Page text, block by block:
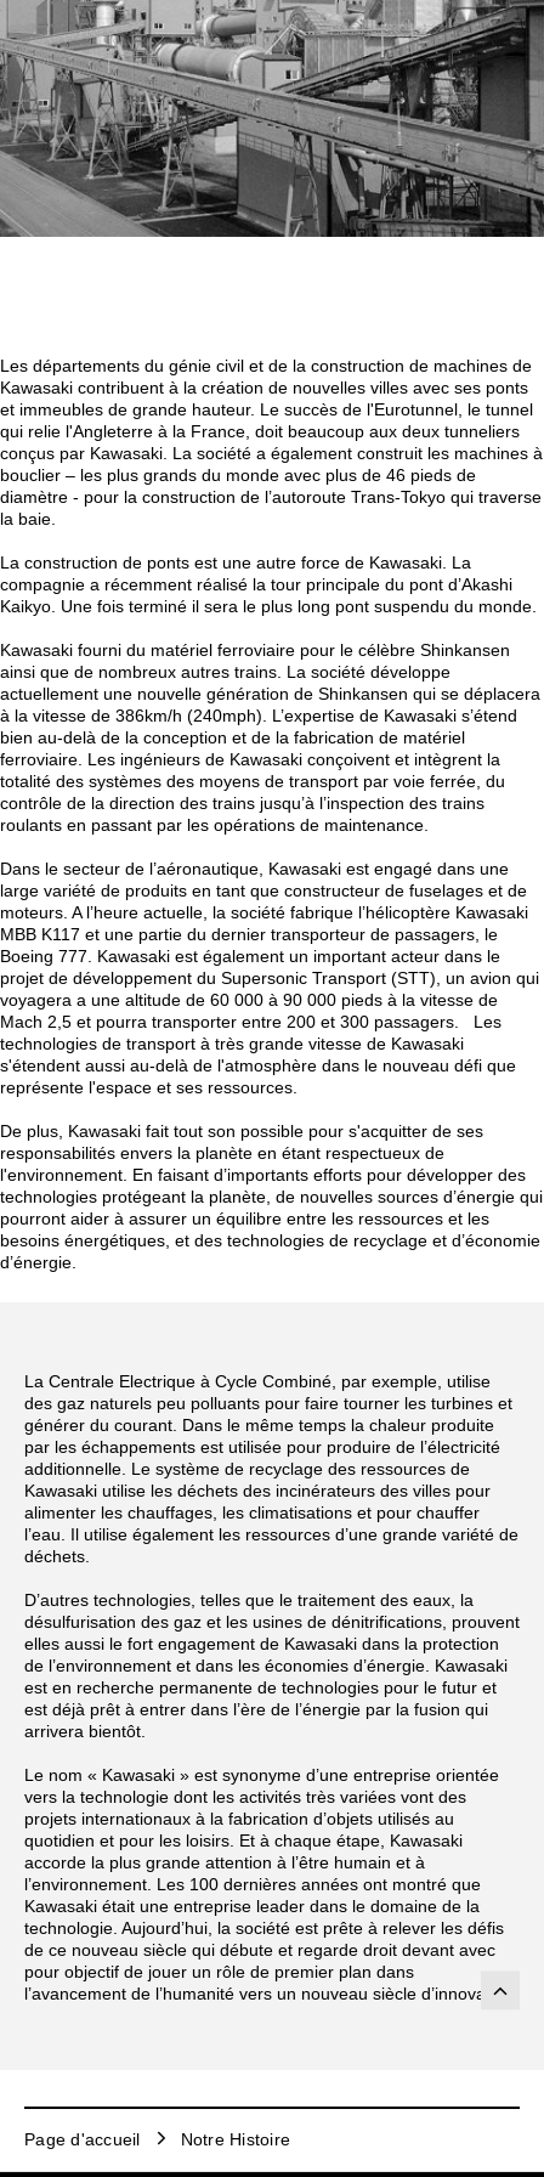
Les départements du génie civil et de la construction de machines de
Kawasaki contribuent à la création de nouvelles villes avec ses ponts
et immeubles de grande hauteur. Le succès de l'Eurotunnel, le tunnel
qui relie l'Angleterre à la France, doit beaucoup aux deux tunneliers
conçus par Kawasaki. La société a également construit les machines à
bouclier – les plus grands du monde avec plus de 46 pieds de
diamètre - pour la construction de l’autoroute Trans-Tokyo qui traverse
la baie.
La construction de ponts est une autre force de Kawasaki. La
compagnie a récemment réalisé la tour principale du pont d’Akashi
Kaikyo. Une fois terminé il sera le plus long pont suspendu du monde.
Kawasaki fourni du matériel ferroviaire pour le célèbre Shinkansen
ainsi que de nombreux autres trains. La société développe
actuellement une nouvelle génération de Shinkansen qui se déplacera
à la vitesse de 386km/h (240mph). L’expertise de Kawasaki s’étend
bien au-delà de la conception et de la fabrication de matériel
ferroviaire. Les ingénieurs de Kawasaki conçoivent et intègrent la
totalité des systèmes des moyens de transport par voie ferrée, du
contrôle de la direction des trains jusqu’à l’inspection des trains
roulants en passant par les opérations de maintenance.
Dans le secteur de l’aéronautique, Kawasaki est engagé dans une
large variété de produits en tant que constructeur de fuselages et de
moteurs. A l’heure actuelle, la société fabrique l’hélicoptère Kawasaki
MBB K117 et une partie du dernier transporteur de passagers, le
Boeing 777. Kawasaki est également un important acteur dans le
projet de développement du Supersonic Transport (STT), un avion qui
voyagera a une altitude de 60 000 à 90 000 pieds à la vitesse de
Mach 2,5 et pourra transporter entre 200 et 300 passagers. Les
technologies de transport à très grande vitesse de Kawasaki
s'étendent aussi au-delà de l'atmosphère dans le nouveau défi que
représente l'espace et ses ressources.
De plus, Kawasaki fait tout son possible pour s'acquitter de ses
responsabilités envers la planète en étant respectueux de
l'environnement. En faisant d’importants efforts pour développer des
technologies protégeant la planète, de nouvelles sources d’énergie qui
pourront aider à assurer un équilibre entre les ressources et les
besoins énergétiques, et des technologies de recyclage et d’économie
d’énergie.
La Centrale Electrique à Cycle Combiné, par exemple, utilise
des gaz naturels peu polluants pour faire tourner les turbines et
générer du courant. Dans le même temps la chaleur produite
par les échappements est utilisée pour produire de l’électricité
additionnelle. Le système de recyclage des ressources de
Kawasaki utilise les déchets des incinérateurs des villes pour
alimenter les chauffages, les climatisations et pour chauffer
l’eau. Il utilise également les ressources d’une grande variété de
déchets.
D’autres technologies, telles que le traitement des eaux, la
désulfurisation des gaz et les usines de dénitrifications, prouvent
elles aussi le fort engagement de Kawasaki dans la protection
de l’environnement et dans les économies d’énergie. Kawasaki
est en recherche permanente de technologies pour le futur et
est déjà prêt à entrer dans l’ère de l’énergie par la fusion qui
arrivera bientôt.
Le nom « Kawasaki » est synonyme d’une entreprise orientée
vers la technologie dont les activités très variées vont des
projets internationaux à la fabrication d’objets utilisés au
quotidien et pour les loisirs. Et à chaque étape, Kawasaki
accorde la plus grande attention à l’être humain et à
l’environnement. Les 100 dernières années ont montré que
Kawasaki était une entreprise leader dans le domaine de la
technologie. Aujourd’hui, la société est prête à relever les défis
de ce nouveau siècle qui débute et regarde droit devant avec
pour objectif de jouer un rôle de premier plan dans
l’avancement de l’humanité vers un nouveau siècle d’innovation.
Page d'accueil Notre Histoire